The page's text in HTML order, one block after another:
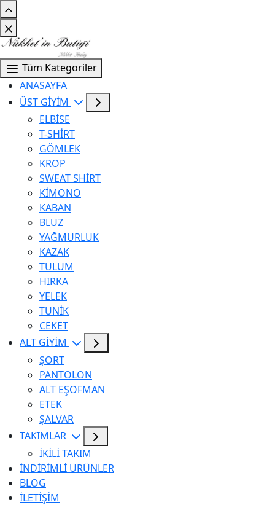
Tüm Kategoriler
ANASAYFA
ÜST GİYİM
ELBİSE
T-SHİRT
GÖMLEK
KROP
SWEAT SHİRT
KİMONO
KABAN
BLUZ
YAĞMURLUK
KAZAK
TULUM
HIRKA
YELEK
TUNİK
CEKET
ALT GİYİM
ŞORT
PANTOLON
ALT EŞOFMAN
ETEK
ŞALVAR
TAKIMLAR
İKİLİ TAKIM
İNDİRİMLİ ÜRÜNLER
BLOG
İLETİŞİM